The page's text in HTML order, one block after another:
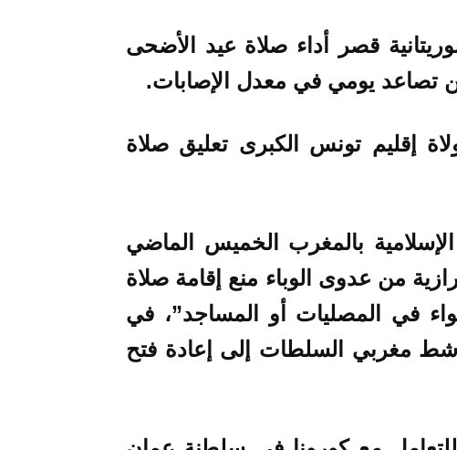
قصر أداء صلاة عيد الأضحى
تصاعد يومي في معدل الإصابات.
ولاة إقليم تونس الكبرى تعليق صلاة
بالمغرب الخميس الماضي
من عدوى الوباء منع إقامة صلاة
في المصليات أو المساجد”، في
دعا بيان مشترك لنحو 200 ناشط مغربي السلطات إلى إعادة فتح